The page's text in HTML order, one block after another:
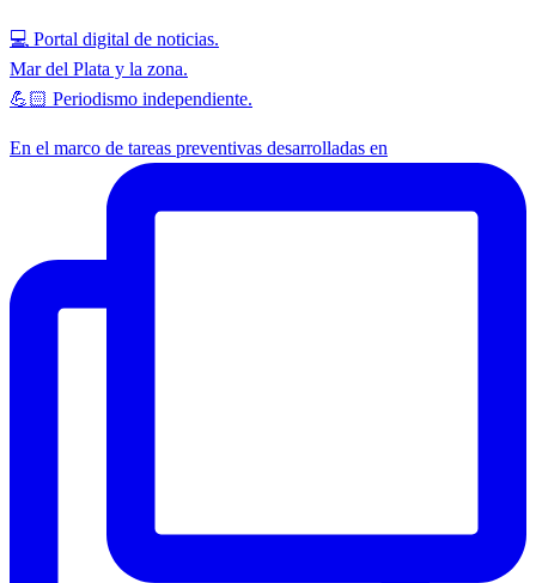
💻 Portal digital de noticias.
Mar del Plata y la zona.
💪🏻 Periodismo independiente.
En el marco de tareas preventivas desarrolladas en